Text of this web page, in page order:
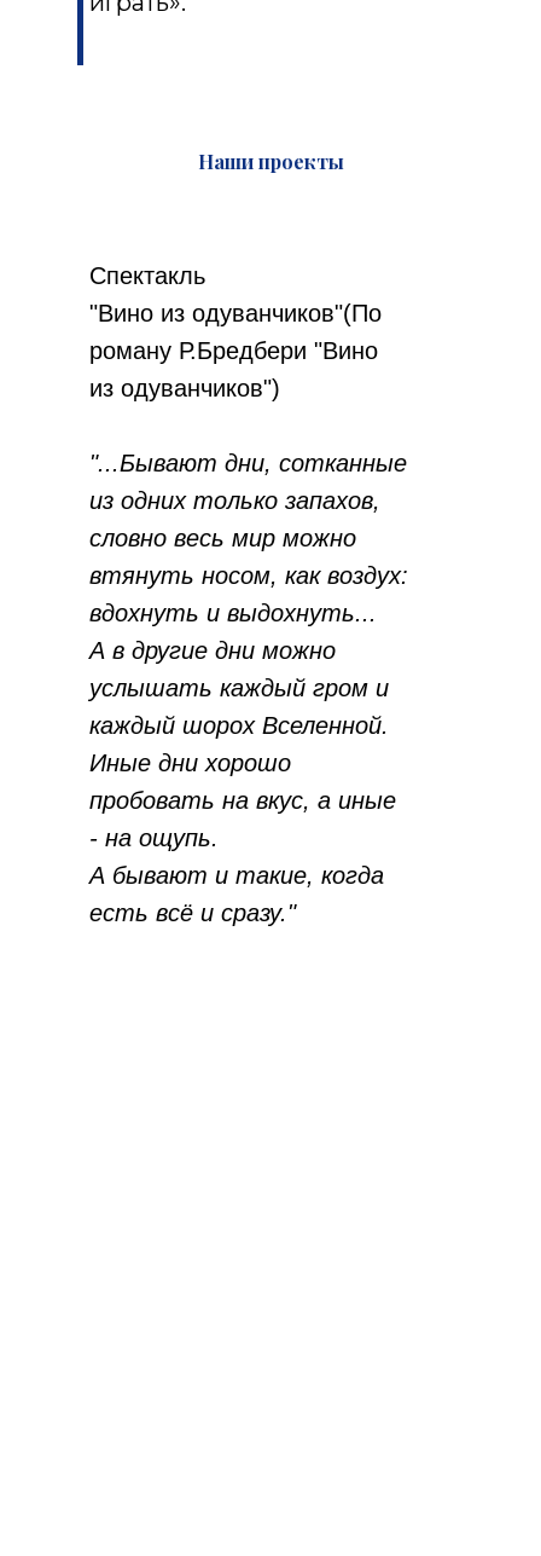
Наши проекты
Спектакль
"Вино из одуванчиков"(По
роману Р.Бредбери "Вино
из одуванчиков")
"...Бывают дни, сотканные
из одних только запахов,
словно весь мир можно
втянуть носом, как воздух:
вдохнуть и выдохнуть...
А в другие дни можно
услышать каждый гром и
каждый шорох Вселенной.
Иные дни хорошо
пробовать на вкус, а иные
- на ощупь.
А бывают и такие, когда
есть всё и сразу."